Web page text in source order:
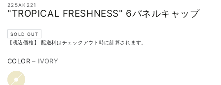
225AK221
"TROPICAL FRESHNESS" 6パネルキャップ
SOLD OUT
【税込価格】 配送料はチェックアウト時に計算されます。
COLOR– IVORY